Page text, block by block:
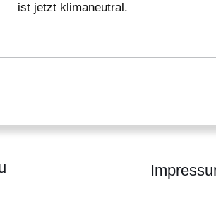
ist jetzt klimaneutral.